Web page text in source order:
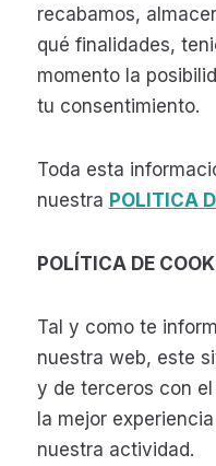
recabamos,
qué finalidades,
momento la
tu consentimiento.
Toda esta
nuestra POLITICA
POLÍTICA DE
Tal y como te
nuestra web, este
y de terceros con
la mejor
nuestra actividad.